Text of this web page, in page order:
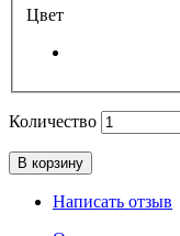
Цвет
Количество
В корзину
Написать отзыв